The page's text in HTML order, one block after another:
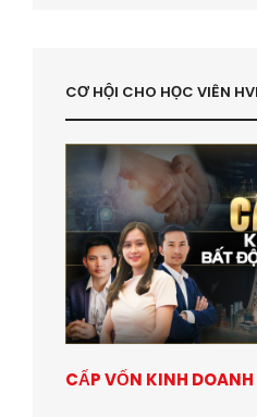
CƠ HỘI CHO HỌC VIÊN
CẤP VỐN KINH